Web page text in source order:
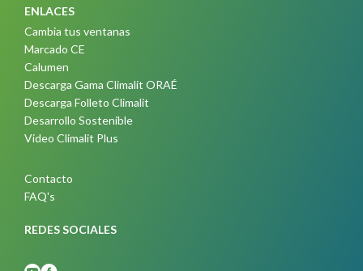
ENLACES
Cambia tus ventanas
Marcado CE
Calumen
Descarga Gama Climalit ORAÉ
Descarga Folleto Climalit
Desarrollo Sostenible
Video Climalit Plus
Contacto
FAQ's
REDES SOCIALES